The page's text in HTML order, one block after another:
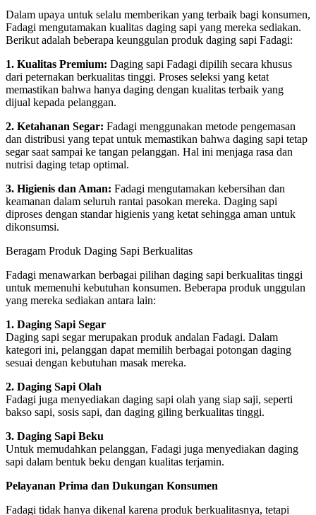
Dalam upaya untuk selalu memberikan yang terbaik bagi konsumen,
Fadagi mengutamakan kualitas daging sapi yang mereka sediakan.
Berikut adalah beberapa keunggulan produk daging sapi Fadagi:
1. Kualitas Premium: Daging sapi Fadagi dipilih secara khusus
dari peternakan berkualitas tinggi. Proses seleksi yang ketat
memastikan bahwa hanya daging dengan kualitas terbaik yang
dijual kepada pelanggan.
2. Ketahanan Segar: Fadagi menggunakan metode pengemasan
dan distribusi yang tepat untuk memastikan bahwa daging sapi tetap
segar saat sampai ke tangan pelanggan. Hal ini menjaga rasa dan
nutrisi daging tetap optimal.
3. Higienis dan Aman: Fadagi mengutamakan kebersihan dan
keamanan dalam seluruh rantai pasokan mereka. Daging sapi
diproses dengan standar higienis yang ketat sehingga aman untuk
dikonsumsi.
Beragam Produk Daging Sapi Berkualitas
Fadagi menawarkan berbagai pilihan daging sapi berkualitas tinggi
untuk memenuhi kebutuhan konsumen. Beberapa produk unggulan
yang mereka sediakan antara lain:
1. Daging Sapi Segar
Daging sapi segar merupakan produk andalan Fadagi. Dalam
kategori ini, pelanggan dapat memilih berbagai potongan daging
sesuai dengan kebutuhan masak mereka.
2. Daging Sapi Olah
Fadagi juga menyediakan daging sapi olah yang siap saji, seperti
bakso sapi, sosis sapi, dan daging giling berkualitas tinggi.
3. Daging Sapi Beku
Untuk memudahkan pelanggan, Fadagi juga menyediakan daging
sapi dalam bentuk beku dengan kualitas terjamin.
Pelayanan Prima dan Dukungan Konsumen
Fadagi tidak hanya dikenal karena produk berkualitasnya, tetapi